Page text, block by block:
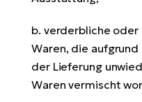
b. verderbliche oder
Waren, die
der Lieferung
Waren vermischt